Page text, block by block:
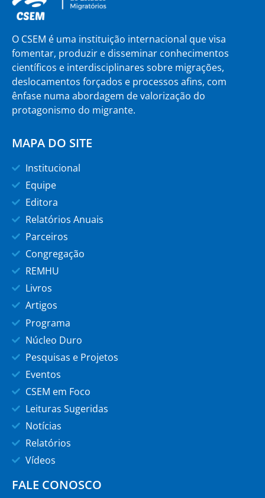
O CSEM é uma instituição internacional que visa
fomentar, produzir e disseminar conhecimentos
científicos e interdisciplinares sobre migrações,
deslocamentos forçados e processos afins, com
ênfase numa abordagem de valorização do
protagonismo do migrante.
MAPA DO SITE
Institucional
Equipe
Editora
Relatórios Anuais
Parceiros
Congregação
REMHU
Livros
Artigos
Programa
Núcleo Duro
Pesquisas e Projetos
Eventos
CSEM em Foco
Leituras Sugeridas
Notícias
Relatórios
Vídeos
FALE CONOSCO